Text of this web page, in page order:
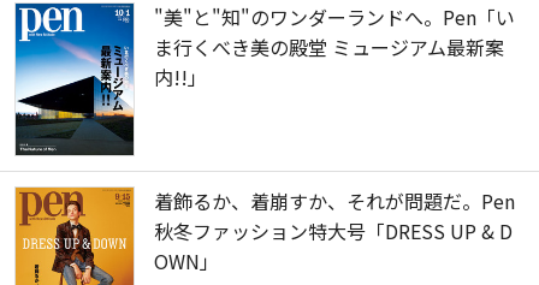
"美"と"知"のワンダーランドへ。Pen「い
ま行くべき美の殿堂 ミュージアム最新案
内!!」
着飾るか、着崩すか、それが問題だ。Pen
秋冬ファッション特大号「DRESS UP & D
OWN」